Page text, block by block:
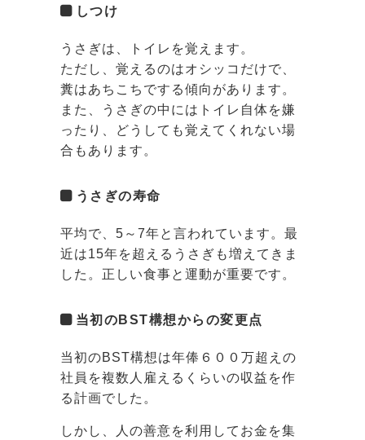
しつけ
うさぎは、トイレを覚えます。
ただし、覚えるのはオシッコだけで、
糞はあちこちでする傾向があります。
また、うさぎの中にはトイレ自体を嫌
ったり、どうしても覚えてくれない場
合もあります。
うさぎの寿命
平均で、5～7年と言われています。最
近は15年を超えるうさぎも増えてきま
した。正しい食事と運動が重要です。
当初のBST構想からの変更点
当初のBST構想は年俸６００万超えの
社員を複数人雇えるくらいの収益を作
る計画でした。
しかし、人の善意を利用してお金を集